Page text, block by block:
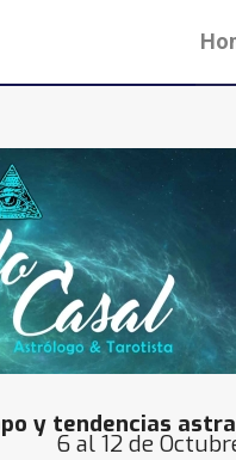
y tendencias
6 al 12 de